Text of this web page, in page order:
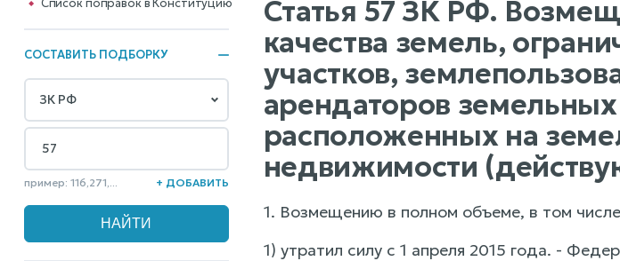
Cписок поправок в Конституцию
СОСТАВИТЬ ПОДБОРКУ
пример: 116,271,... + ДОБАВИТЬ
Статья 57 ЗК РФ.
качества земель,
участков,
арендаторов
расположенных на
недвижимости
1. Возмещению в полном объеме, в том
1) утратил силу с 1 апреля 2015 года. -